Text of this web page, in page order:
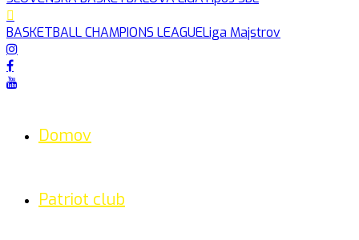
BASKETBALL CHAMPIONS LEAGUELiga Majstrov
Domov
Patriot club